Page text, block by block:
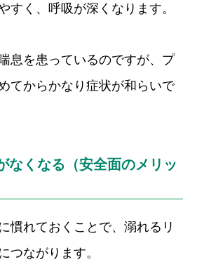
すく、呼吸が深くなります。
息を患っているのですが、プ
てからかなり症状が和らいで
くなる（安全面のメリッ
慣れておくことで、溺れるリ
つながります。